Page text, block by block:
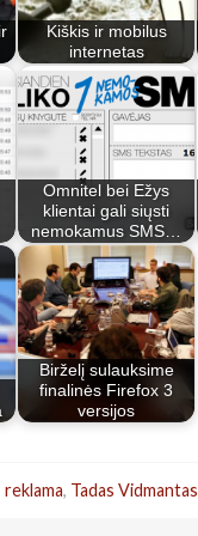
Kiškis ir mobilus
internetas
Omnitel bei Ežys
klientai gali siųsti
nemokamus SMS…
Birželį sulauksime
finalinės Firefox 3
versijos
reklama, Tadas Vidmantas